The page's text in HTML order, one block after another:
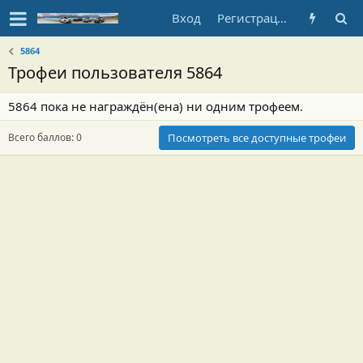
Вход Регистрация
5864
Трофеи пользователя 5864
5864 пока не награждён(ена) ни одним трофеем.
Всего баллов: 0 Посмотреть все доступные трофеи